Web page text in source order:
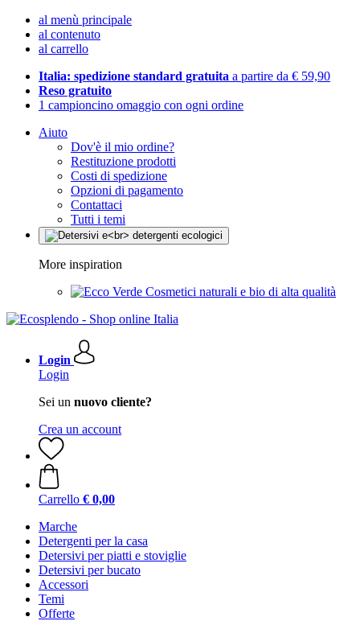
al menù principale
al contenuto
al carrello
Italia: spedizione standard gratuita a partire da € 59,90
Reso gratuito
1 campioncino omaggio con ogni ordine
Aiuto
Dov'è il mio ordine?
Restituzione prodotti
Costi di spedizione
Opzioni di pagamento
Contattaci
Tutti i temi
More inspiration
Cosmetici naturali e bio di alta qualità
Login
Login
Sei un nuovo cliente?
Crea un account
Carrello € 0,00
Marche
Detergenti per la casa
Detersivi per piatti e stoviglie
Detersivi per bucato
Accessori
Temi
Offerte